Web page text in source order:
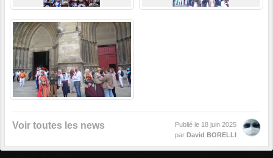
Voir toutes les news Publié le 18 juin 2025
par David BORELLI